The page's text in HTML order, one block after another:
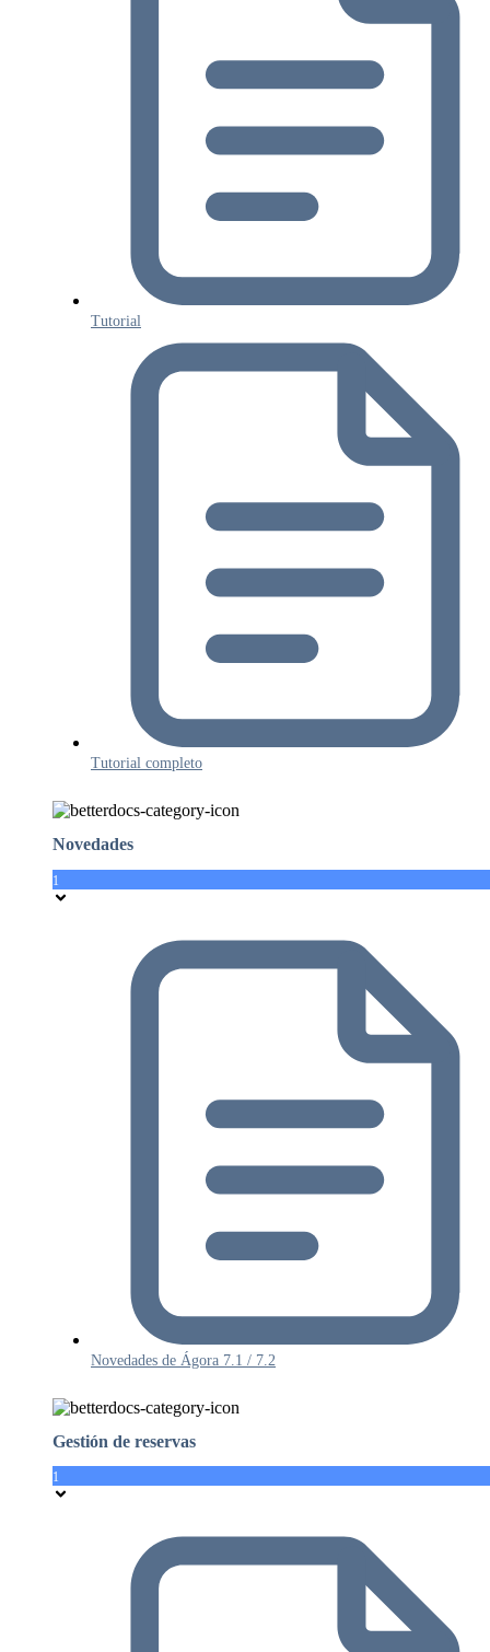
Tutorial
Tutorial completo
Novedades
1
Novedades de Ágora 7.1 / 7.2
Gestión de reservas
1